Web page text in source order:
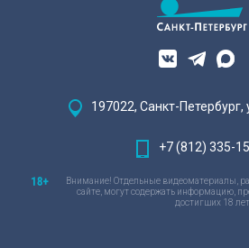
197022, Санкт-Петербург,
+7 (812) 335-
Внимание! Отдельные видеоматериалы,
сайте, могут содержать информацию,
достигших 18